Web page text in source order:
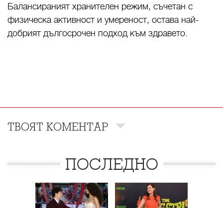
Балансираният хранителен режим, съчетан с
физическа активност и умереност, остава най-
добрият дългосрочен подход към здравето.
ТВОЯТ КОМЕНТАР
ПОСЛЕДНО